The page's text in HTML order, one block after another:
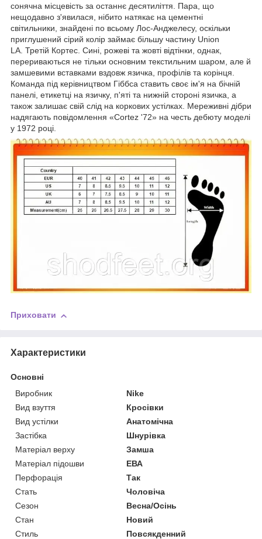
сонячна місцевість за останнє десятиліття. Пара, що
нещодавно з'явилася, нібито натякає на цементні
світильники, знайдені по всьому Лос-Анджелесу, оскільки
приглушений сірий колір займає більшу частину Union
LA. Третій Кортес. Сині, рожеві та жовті відтінки, однак,
перериваються не тільки основним текстильним шаром, але й
замшевими вставками вздовж язичка, профілів та корінця.
Команда під керівництвом Гіббса ставить своє ім'я на бічній
панелі, етикетці на язичку, п'яті та нижній стороні язичка, а
також залишає свій слід на коркових устілках. Мереживні дібри
надягають повідомлення «Cortez '72» на честь дебюту моделі
у 1972 році.
Приховати
Характеристики
Основні
Виробник
Nike
Вид взуття
Кросівки
Вид устілки
Анатомічна
Застібка
Шнурівка
Матеріал верху
Замша
Матеріал підошви
ЕВА
Перфорація
Так
Стать
Чоловіча
Сезон
Весна/Осінь
Стан
Новий
Стиль
Повсякденний